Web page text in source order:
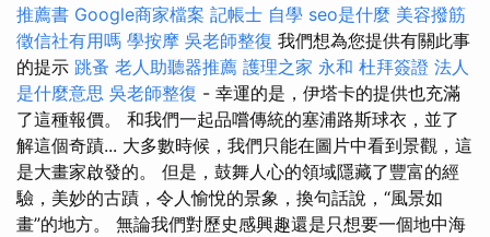
推薦書 Google商家檔案 記帳士 自學 seo是什麼 美容撥筋
徵信社有用嗎 學按摩 吳老師整復 我們想為您提供有關此事
的提示 跳蚤 老人助聽器推薦 護理之家 永和 杜拜簽證 法人
是什麼意思 吳老師整復 - 幸運的是，伊塔卡的提供也充滿
了這種報價。 和我們一起品嚐傳統的塞浦路斯球衣，並了
解這個奇蹟... 大多數時候，我們只能在圖片中看到景觀，這
是大畫家啟發的。 但是，鼓舞人心的領域隱藏了豐富的經
驗，美妙的古蹟，令人愉悅的景象，換句話說，“風景如
畫”的地方。 無論我們對歷史感興趣還是只想要一個地中海